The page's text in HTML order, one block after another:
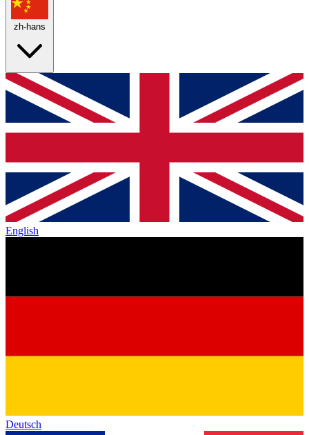
zh-hans
English
Deutsch